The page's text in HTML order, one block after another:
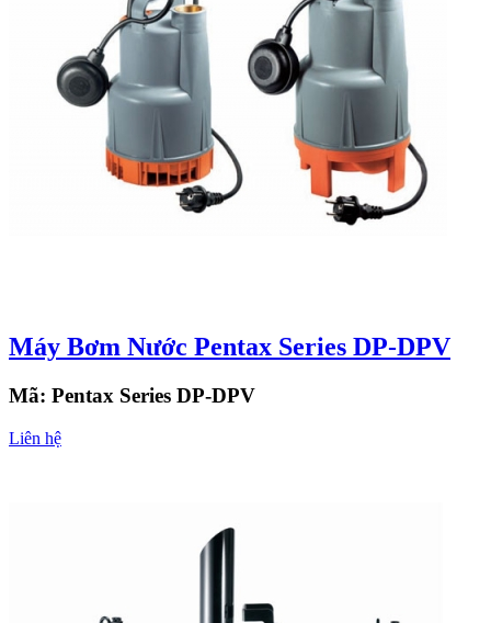
Máy Bơm Nước Pentax Series DP-DPV
Mã: Pentax Series DP-DPV
Liên hệ